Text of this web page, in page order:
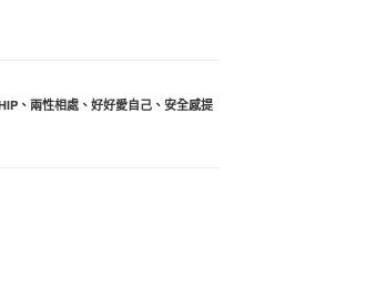
、 兩性相處、 好好愛自己、 安全感提